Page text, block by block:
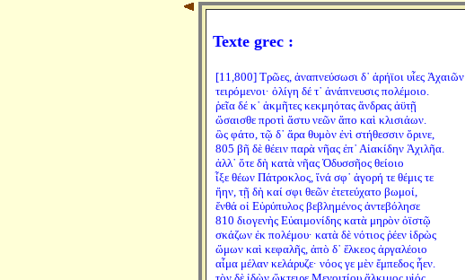
Texte grec :
[11,800] Τρῶες, ἀναπνεύσωσι δ᾽ ἀρήϊοι υἷες Ἀχαιῶν
τειρόμενοι· ὀλίγη δέ τ᾽ ἀνάπνευσις πολέμοιο.
ῥεῖα δέ κ᾽ ἀκμῆτες κεκμηότας ἄνδρας ἀϋτῇ
ὤσαισθε προτὶ ἄστυ νεῶν ἄπο καὶ κλισιάων.
ὣς φάτο, τῷ δ᾽ ἄρα θυμὸν ἐνὶ στήθεσσιν ὄρινε,
805 βῆ δὲ θέειν παρὰ νῆας ἐπ᾽ Αἰακίδην Ἀχιλῆα.
ἀλλ᾽ ὅτε δὴ κατὰ νῆας Ὀδυσσῆος θείοιο
ἷξε θέων Πάτροκλος, ἵνά σφ᾽ ἀγορή τε θέμις τε
ἤην, τῇ δὴ καί σφι θεῶν ἐτετεύχατο βωμοί,
ἔνθά οἱ Εὐρύπυλος βεβλημένος ἀντεβόλησε
810 διογενὴς Εὐαιμονίδης κατὰ μηρὸν ὀϊστῷ
σκάζων ἐκ πολέμου· κατὰ δὲ νότιος ῥέεν ἱδρὼς
ὤμων καὶ κεφαλῆς, ἀπὸ δ᾽ ἕλκεος ἀργαλέοιο
αἷμα μέλαν κελάρυζε· νόος γε μὲν ἔμπεδος ἦεν.